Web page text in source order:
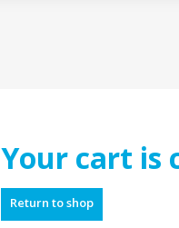
Your cart is
Return to shop